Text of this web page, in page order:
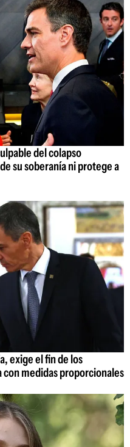
del colapso
su soberanía ni protege a
exige el fin de los
medidas proporcionales